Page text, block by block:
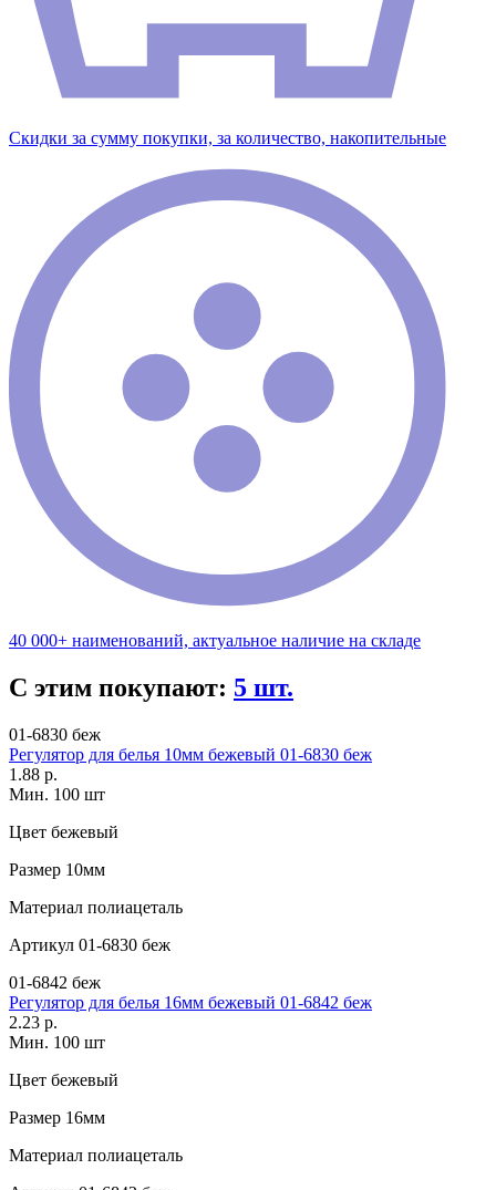
Скидки за сумму покупки, за количество, накопительные
40 000+ наименований, актуальное наличие на складе
С этим покупают: 5 шт.
01-6830 беж
Регулятор для белья 10мм бежевый 01-6830 беж
1.88 р.
Мин. 100 шт
Цвет бежевый
Размер 10мм
Материал полиацеталь
Артикул 01-6830 беж
01-6842 беж
Регулятор для белья 16мм бежевый 01-6842 беж
2.23 р.
Мин. 100 шт
Цвет бежевый
Размер 16мм
Материал полиацеталь